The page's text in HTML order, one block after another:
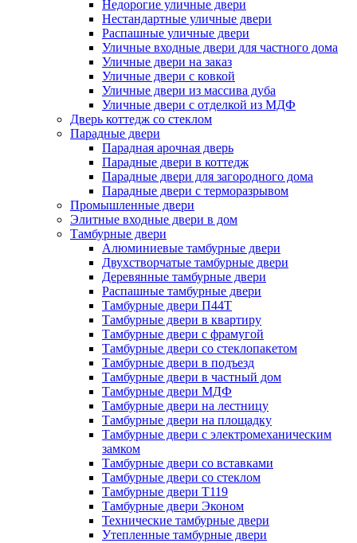
Недорогие уличные двери
Нестандартные уличные двери
Распашные уличные двери
Уличные входные двери для частного дома
Уличные двери на заказ
Уличные двери с ковкой
Уличные двери из массива дуба
Уличные двери с отделкой из МДФ
Дверь коттедж со стеклом
Парадные двери
Парадная арочная дверь
Парадные двери в коттедж
Парадные двери для загородного дома
Парадные двери с терморазрывом
Промышленные двери
Элитные входные двери в дом
Тамбурные двери
Алюминиевые тамбурные двери
Двухстворчатые тамбурные двери
Деревянные тамбурные двери
Распашные тамбурные двери
Тамбурные двери П44Т
Тамбурные двери в квартиру
Тамбурные двери с фрамугой
Тамбурные двери со стеклопакетом
Тамбурные двери в подъезд
Тамбурные двери в частный дом
Тамбурные двери МДФ
Тамбурные двери на лестницу
Тамбурные двери на площадку
Тамбурные двери с электромеханическим
замком
Тамбурные двери со вставками
Тамбурные двери со стеклом
Тамбурные двери Т119
Тамбурные двери Эконом
Технические тамбурные двери
Утепленные тамбурные двери